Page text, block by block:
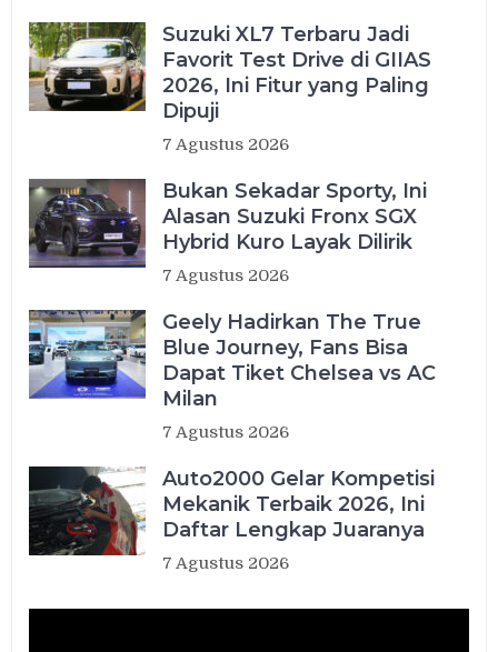
Suzuki XL7 Terbaru Jadi
Favorit Test Drive di GIIAS
2026, Ini Fitur yang Paling
Dipuji
7 Agustus 2026
Bukan Sekadar Sporty, Ini
Alasan Suzuki Fronx SGX
Hybrid Kuro Layak Dilirik
7 Agustus 2026
Geely Hadirkan The True
Blue Journey, Fans Bisa
Dapat Tiket Chelsea vs AC
Milan
7 Agustus 2026
Auto2000 Gelar Kompetisi
Mekanik Terbaik 2026, Ini
Daftar Lengkap Juaranya
7 Agustus 2026